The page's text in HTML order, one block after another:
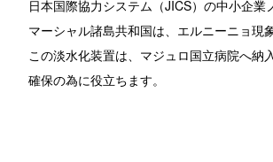
日本国際協力システム（JICS）の中小企
マーシャル諸島共和国は、エルニーニョ現
この淡水化装置は、マジュロ国立病院へ
確保の為に役立ちます。